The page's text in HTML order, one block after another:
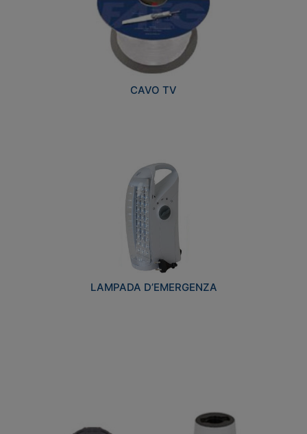
CAVO TV
LAMPADA D’EMERGENZA